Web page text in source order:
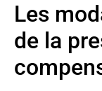
Les
de la